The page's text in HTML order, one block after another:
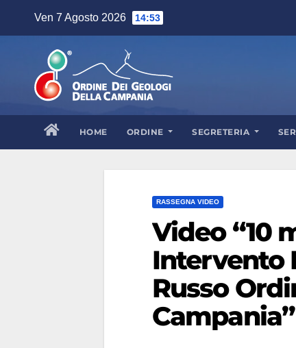
Ven 7 Agosto 2026 14:53
HOME ORDINE SEGRETERIA
RASSEGNA VIDEO
Video “10
Intervento
Russo
Campania”